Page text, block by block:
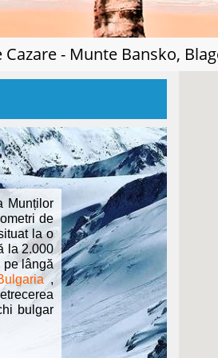
- Munte Bansko,
Munților
de
la o
la 2.000
pe lângă
,
bulgar